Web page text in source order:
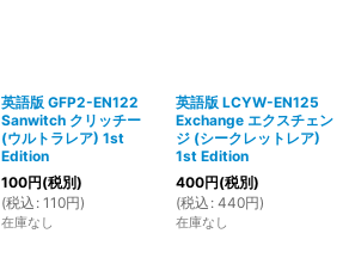
英語版 GFP2-EN122
Sanwitch クリッチー
(ウルトラレア) 1st
Edition
100円(税別)
(税込 : 110円)
在庫なし
英語版 LCYW-EN125
Exchange エクスチェン
ジ (シークレットレア)
1st Edition
400円(税別)
(税込 : 440円)
在庫なし